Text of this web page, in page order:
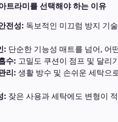
트라미를 선택해야 하는 이유
전성: 독보적인 미끄럼 방지 기
: 단순한 기능성 매트를 넘어, 어
수: 고밀도 쿠션이 점프 및 달리
리: 생활 방수 및 손쉬운 세탁으
: 잦은 사용과 세탁에도 변형이